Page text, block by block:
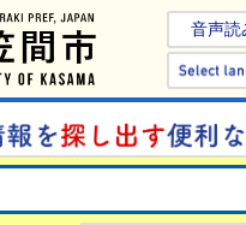
音声読